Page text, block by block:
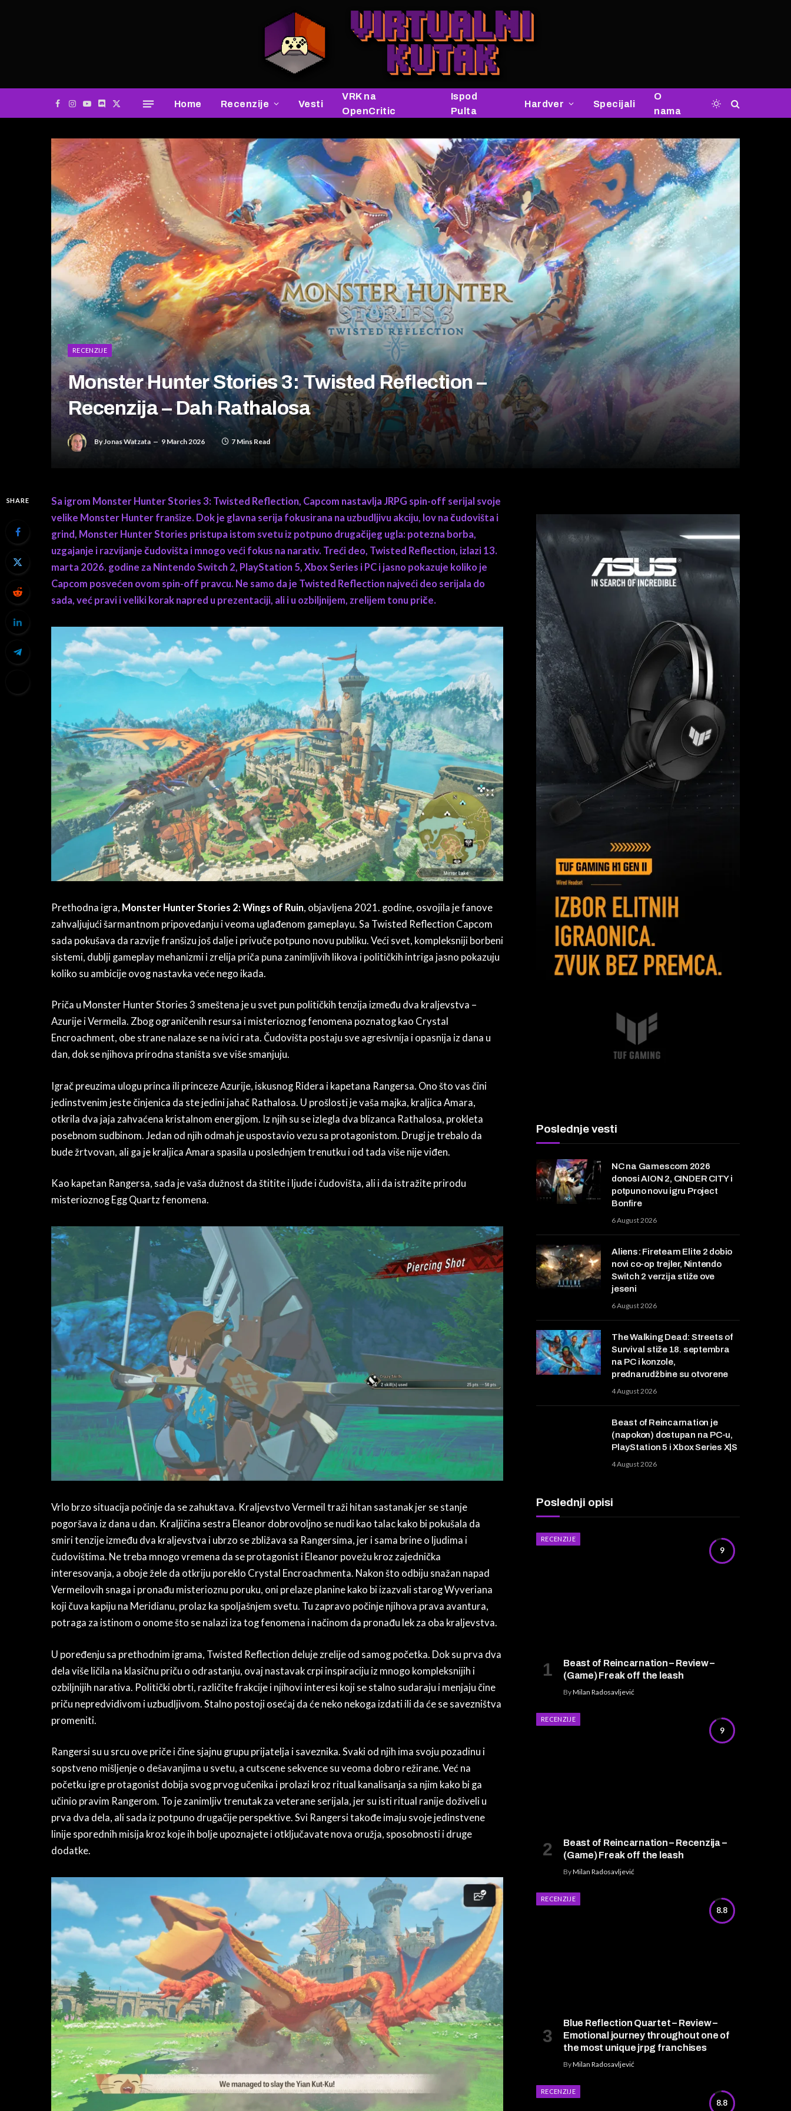
Facebook
Instagram
YouTube
Discord
X
Home Recenzije Vesti
VRK na
OpenCritic
Ispod
Pulta
Hardver Specijali
O
nama
RECENZIJE
Monster Hunter Stories 3: Twisted Reflection –
Recenzija – Dah Rathalosa
By Jonas Watzata 9 March 2026 7 Mins Read
SHARE
Sa igrom Monster Hunter Stories 3: Twisted Reflection, Capcom nastavlja JRPG spin-off serijal svoje
velike Monster Hunter franšize. Dok je glavna serija fokusirana na uzbudljivu akciju, lov na čudovišta i
grind, Monster Hunter Stories pristupa istom svetu iz potpuno drugačijeg ugla: potezna borba,
uzgajanje i razvijanje čudovišta i mnogo veći fokus na narativ. Treći deo, Twisted Reflection, izlazi 13.
marta 2026. godine za Nintendo Switch 2, PlayStation 5, Xbox Series i PC i jasno pokazuje koliko je
Capcom posvećen ovom spin-off pravcu. Ne samo da je Twisted Reflection najveći deo serijala do
sada, već pravi i veliki korak napred u prezentaciji, ali i u ozbiljnijem, zrelijem tonu priče.
Prethodna igra, Monster Hunter Stories 2: Wings of Ruin, objavljena 2021. godine, osvojila je fanove
zahvaljujući šarmantnom pripovedanju i veoma uglađenom gameplayu. Sa Twisted Reflection Capcom
sada pokušava da razvije franšizu još dalje i privuče potpuno novu publiku. Veći svet, kompleksniji borbeni
sistemi, dublji gameplay mehanizmi i zrelija priča puna zanimljivih likova i političkih intriga jasno pokazuju
koliko su ambicije ovog nastavka veće nego ikada.
Priča u Monster Hunter Stories 3 smeštena je u svet pun političkih tenzija između dva kraljevstva –
Azurije i Vermeila. Zbog ograničenih resursa i misterioznog fenomena poznatog kao Crystal
Encroachment, obe strane nalaze se na ivici rata. Čudovišta postaju sve agresivnija i opasnija iz dana u
dan, dok se njihova prirodna staništa sve više smanjuju.
Igrač preuzima ulogu princa ili princeze Azurije, iskusnog Ridera i kapetana Rangersa. Ono što vas čini
jedinstvenim jeste činjenica da ste jedini jahač Rathalosa. U prošlosti je vaša majka, kraljica Amara,
otkrila dva jaja zahvaćena kristalnom energijom. Iz njih su se izlegla dva blizanca Rathalosa, prokleta
posebnom sudbinom. Jedan od njih odmah je uspostavio vezu sa protagonistom. Drugi je trebalo da
bude žrtvovan, ali ga je kraljica Amara spasila u poslednjem trenutku i od tada više nije viđen.
Kao kapetan Rangersa, sada je vaša dužnost da štitite i ljude i čudovišta, ali i da istražite prirodu
misterioznog Egg Quartz fenomena.
Vrlo brzo situacija počinje da se zahuktava. Kraljevstvo Vermeil traži hitan sastanak jer se stanje
pogoršava iz dana u dan. Kraljičina sestra Eleanor dobrovoljno se nudi kao talac kako bi pokušala da
smiri tenzije između dva kraljevstva i ubrzo se zbližava sa Rangersima, jer i sama brine o ljudima i
čudovištima. Ne treba mnogo vremena da se protagonist i Eleanor povežu kroz zajednička
interesovanja, a oboje žele da otkriju poreklo Crystal Encroachmenta. Nakon što odbiju snažan napad
Vermeilovih snaga i pronađu misterioznu poruku, oni prelaze planine kako bi izazvali starog Wyveriana
koji čuva kapiju na Meridianu, prolaz ka spoljašnjem svetu. Tu zapravo počinje njihova prava avantura,
potraga za istinom o onome što se nalazi iza tog fenomena i načinom da pronađu lek za oba kraljevstva.
U poređenju sa prethodnim igrama, Twisted Reflection deluje zrelije od samog početka. Dok su prva dva
dela više ličila na klasičnu priču o odrastanju, ovaj nastavak crpi inspiraciju iz mnogo kompleksnijih i
ozbiljnijih narativa. Politički obrti, različite frakcije i njihovi interesi koji se stalno sudaraju i menjaju čine
priču nepredvidivom i uzbudljivom. Stalno postoji osećaj da će neko nekoga izdati ili da će se savezništva
promeniti.
Rangersi su u srcu ove priče i čine sjajnu grupu prijatelja i saveznika. Svaki od njih ima svoju pozadinu i
sopstveno mišljenje o dešavanjima u svetu, a cutscene sekvence su veoma dobro režirane. Već na
početku igre protagonist dobija svog prvog učenika i prolazi kroz ritual kanalisanja sa njim kako bi ga
učinio pravim Rangerom. To je zanimljiv trenutak za veterane serijala, jer su isti ritual ranije doživeli u
prva dva dela, ali sada iz potpuno drugačije perspektive. Svi Rangersi takođe imaju svoje jedinstvene
linije sporednih misija kroz koje ih bolje upoznajete i otključavate nova oružja, sposobnosti i druge
dodatke.
Poslednje vesti
NC na Gamescom 2026
donosi AION 2, CINDER CITY i
potpuno novu igru Project
Bonfire
6 August 2026
Aliens: Fireteam Elite 2 dobio
novi co-op trejler, Nintendo
Switch 2 verzija stiže ove
jeseni
6 August 2026
The Walking Dead: Streets of
Survival stiže 18. septembra
na PC i konzole,
prednarudžbine su otvorene
4 August 2026
Beast of Reincarnation je
(napokon) dostupan na PC-u,
PlayStation 5 i Xbox Series X|S
4 August 2026
Poslednji opisi
9
RECENZIJE
Beast of Reincarnation – Review –
(Game) Freak off the leash
ByMilan Radosavljević
9
RECENZIJE
Beast of Reincarnation – Recenzija –
(Game) Freak off the leash
ByMilan Radosavljević
8.8
RECENZIJE
Blue Reflection Quartet – Review –
Emotional journey throughout one of
the most unique jrpg franchises
ByMilan Radosavljević
8.8
RECENZIJE